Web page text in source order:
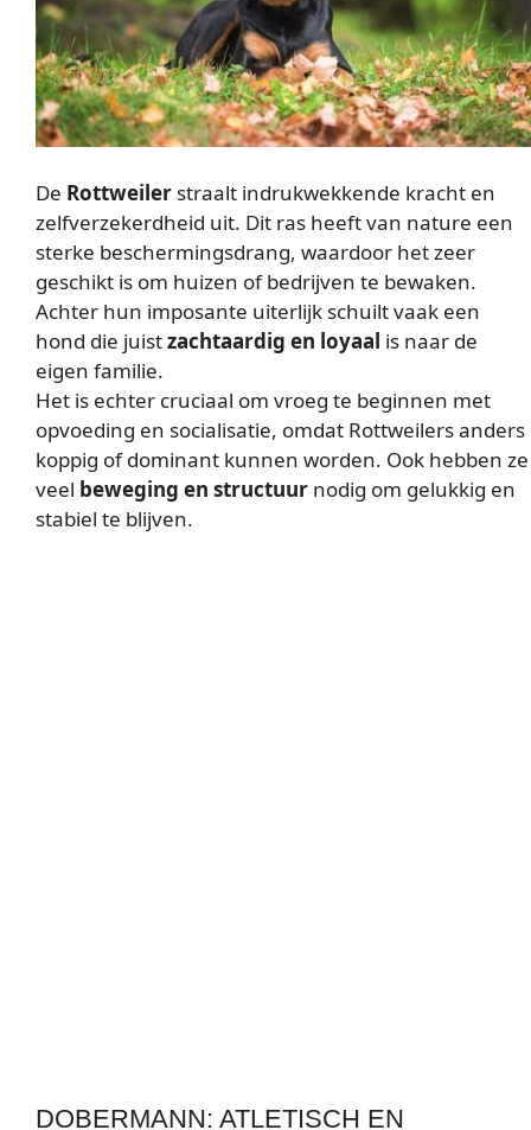
De Rottweiler straalt indrukwekkende kracht en
zelfverzekerdheid uit. Dit ras heeft van nature een
sterke beschermingsdrang, waardoor het zeer
geschikt is om huizen of bedrijven te bewaken.
Achter hun imposante uiterlijk schuilt vaak een
hond die juistzachtaardig en loyaal is naar de
eigen familie.
Het is echter cruciaal om vroeg te beginnen met
opvoeding en socialisatie, omdat Rottweilers anders
koppig of dominant kunnen worden. Ook hebben ze
veel beweging en structuur nodig om gelukkig en
stabiel te blijven.
DOBERMANN: ATLETISCH EN